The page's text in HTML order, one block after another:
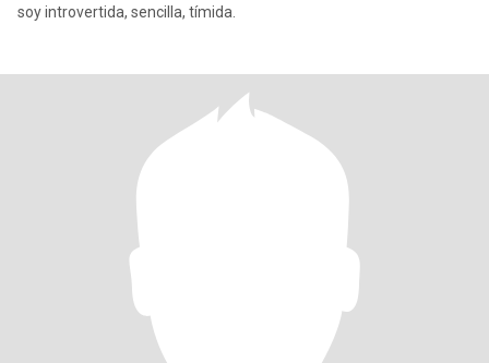
soy introvertida, sencilla, tímida.